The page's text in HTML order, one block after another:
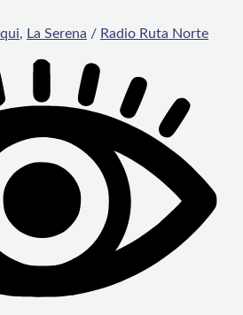
, La Serena / Radio Ruta Norte